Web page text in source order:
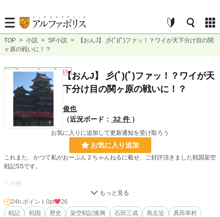
TOP > 小説 > SF小説 >
【おんJ】 彡(ﾟ)(ﾟ)ファッ！？ワイが天下分け目の関
ヶ原の戦いに！？
SF 連載中 長編 R15
【おんJ】 彡(ﾟ)(ﾟ)ファッ！？ワイが天
下分け目の関ヶ原の戦いに！？
俊也
（近況ボード： 32 件 ）
お気に入りに追加して更新通知を受け取ろう
お気に入り追加
これまた、かつて私がおーぷん２ちゃんねるに載せ、ご好評頂きました戦国架空
戦記SSです。
この他、
「総統戦記」もよろしくお願いします。
24h.ポイント 0pt
26
戦記
戦国 歴史 架空戦記復興 石田三成 島左近
真田幸村